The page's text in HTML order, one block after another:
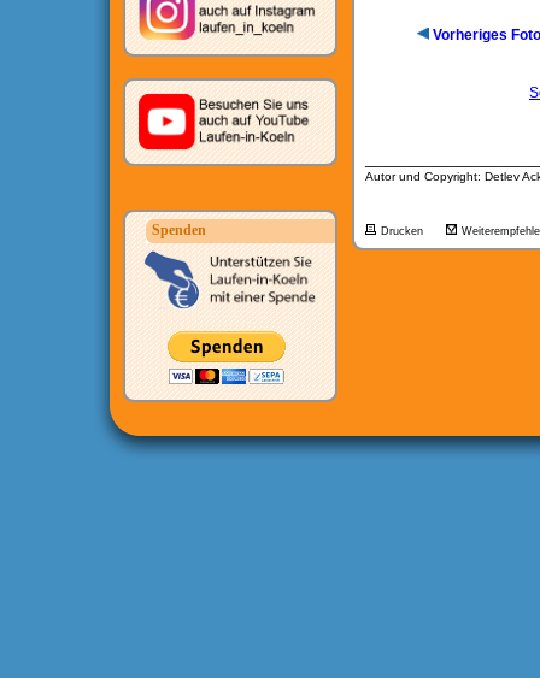
Spenden
Vorheriges Foto
Autor und Copyright: Detlev
Drucken